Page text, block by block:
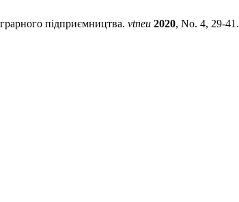
підприємництва. vtneu 2020, No. 4, 29-41.